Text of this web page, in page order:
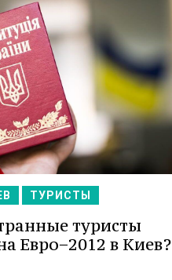
ТУРИСТЫ
туристы
Евро−2012 в Киев?